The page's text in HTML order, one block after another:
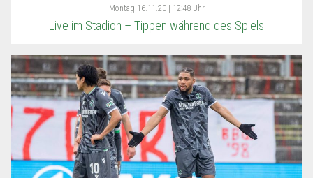
Montag 16.11.20 | 12:48 Uhr
Live im Stadion – Tippen während des Spiels